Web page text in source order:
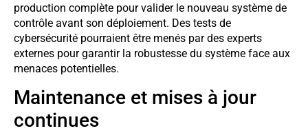
production complète pour valider le nouveau système de
contrôle avant son déploiement. Des tests de
cybersécurité pourraient être menés par des experts
externes pour garantir la robustesse du système face aux
menaces potentielles.
Maintenance et mises à jour
continues